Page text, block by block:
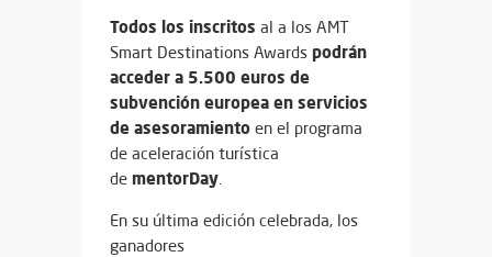
Todos los inscritos al a los AMT
Smart Destinations Awards podrán
acceder a 5.500 euros de
subvención europea en servicios
de asesoramiento en el programa
de aceleración turística
de mentorDay.
En su última edición celebrada, los
ganadores